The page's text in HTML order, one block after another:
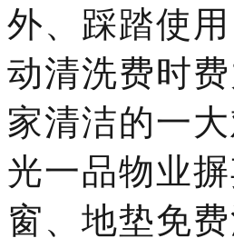
外、踩踏使
动清洗费时
家清洁的一
光一品物业
窗、地垫免